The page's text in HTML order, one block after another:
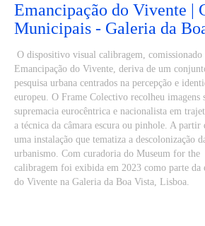
Emancipação do Vivente |
Municipais - Galeria da
O dispositivo visual calibragem, comissionado
Emancipação do Vivente, deriva de um
pesquisa urbana centrados na percepção e
europeu. O Frame Colectivo recolheu imagens
supremacia eurocêntrica e nacionalista em
a técnica da câmara escura ou pinhole. A partir
uma instalação que tematiza a descolonização
urbanismo. Com curadoria do Museum for
calibragem foi exibida em 2023 como parte da
do Vivente na Galeria da Boa Vista, Lisboa.